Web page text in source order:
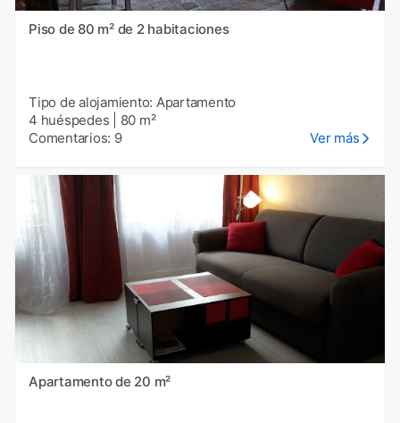
Piso de 80 m² de 2 habitaciones
Tipo de alojamiento: Apartamento
4 huéspedes
80 m²
Comentarios: 9
Ver más
Apartamento de 20 m²